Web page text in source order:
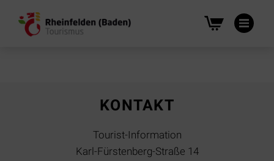
KONTAKT
Tourist-Information
Karl-Fürstenberg-Straße 14